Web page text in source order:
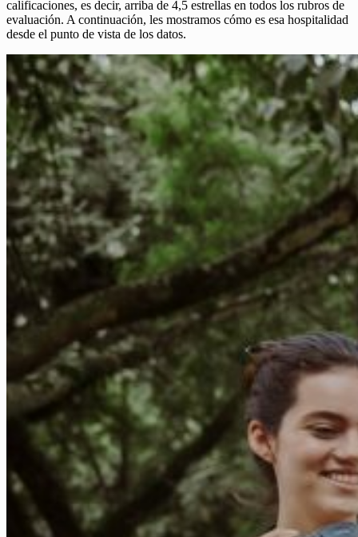
calificaciones, es decir, arriba de 4,5 estrellas en todos los rubros de
evaluación. A continuación, les mostramos cómo es esa hospitalidad
desde el punto de vista de los datos.